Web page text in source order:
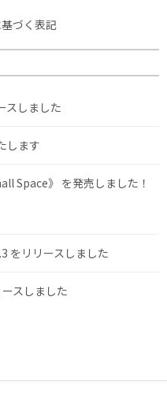
づく表記
スしました
します
Space》 を発売しました！
をリリースしました
スしました